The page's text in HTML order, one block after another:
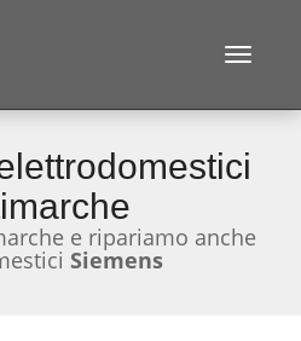
Toggle
e ripariamo anche
Siemens